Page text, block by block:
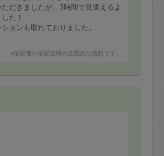
だきましたが、3時間で見違えるよ
た！
ョンも取れておりました。
きれいになったからまたやるならこ
※依頼者の依頼当時の主観的な感想です。